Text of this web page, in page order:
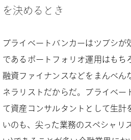
を決めるとき
プライベートバンカーはツブシが
であるポートフォリオ運用はもち
融資ファイナンスなどをまんべん
ネラリストだからだ。プライベー
て資産コンサルタントとして生計
いのも、尖った業務のスペシャリ